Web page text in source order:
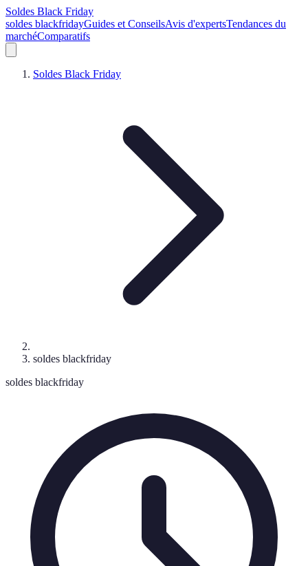
Soldes Black Friday
soldes blackfridayGuides et ConseilsAvis d'expertsTendances du
marchéComparatifs
Soldes Black Friday
soldes blackfriday
soldes blackfriday